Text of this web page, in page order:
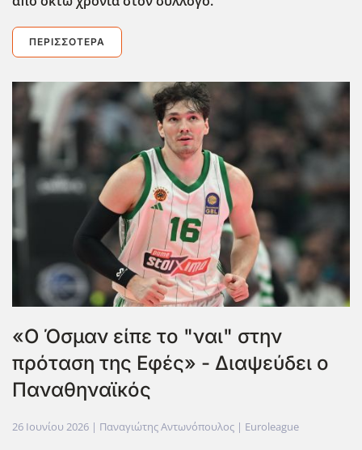
ΠΕΡΙΣΣΌΤΕΡΑ
«Ο Όσμαν είπε το "ναι" στην
πρόταση της Εφές» - Διαψεύδει ο
Παναθηναϊκός
26 Ιουνίου 2026 | Παναγιώτης Αντωνόπουλος | Euroleague